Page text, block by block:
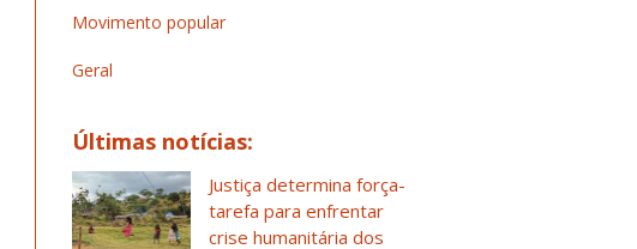
Movimento popular
Geral
Últimas notícias:
Justiça determina força-
tarefa para enfrentar
crise humanitária dos